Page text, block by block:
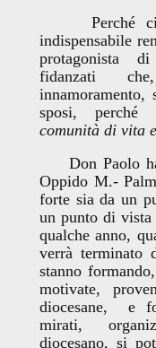
Perché ciò
indispensabile
protagonista
fidanzati
sposi, perché
comunità di vita
Don Paolo ha
Oppido M.-
forte sia da un
un punto di vista
qualche anno,
verrà terminato
stanno
motivate,
diocesane, e
mirati,
diocesano, si